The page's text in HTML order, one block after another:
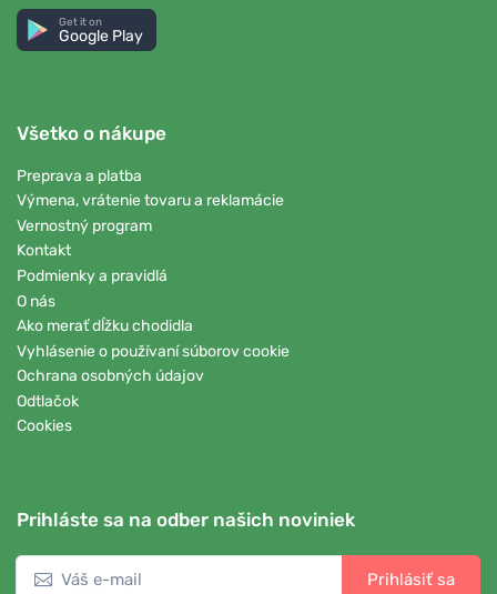
Get it on
Google Play
Všetko o nákupe
Preprava a platba
Výmena, vrátenie tovaru a reklamácie
Vernostný program
Kontakt
Podmienky a pravidlá
O nás
Ako merať dĺžku chodidla
Vyhlásenie o používaní súborov cookie
Ochrana osobných údajov
Odtlačok
Cookies
Prihláste sa na odber našich noviniek
Prihlásiť sa